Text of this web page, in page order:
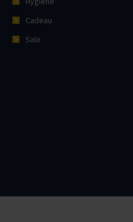
Cadeau
Sale